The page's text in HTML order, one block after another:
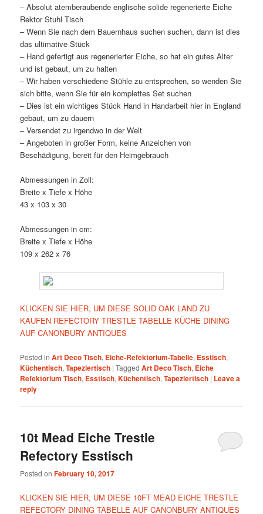
– Absolut atemberaubende englische solide regenerierte Eiche
Rektor Stuhl Tisch
– Wenn Sie nach dem Bauernhaus suchen suchen, dann ist dies
das ultimative Stück
– Hand gefertigt aus regenerierter Eiche, so hat ein gutes Alter
und ist gebaut, um zu halten
– Wir haben verschiedene Stühle zu entsprechen, so wenden Sie
sich bitte, wenn Sie für ein komplettes Set suchen
– Dies ist ein wichtiges Stück Hand in Handarbeit hier in England
gebaut, um zu dauern
– Versendet zu irgendwo in der Welt
– Angeboten in großer Form, keine Anzeichen von
Beschädigung, bereit für den Heimgebrauch
Abmessungen in Zoll:
Breite x Tiefe x Höhe
43 x 103 x 30
Abmessungen in cm:
Breite x Tiefe x Höhe
109 x 262 x 76
KLICKEN SIE HIER, UM DIESE SOLID OAK LAND ZU
KAUFEN REFECTORY TRESTLE TABELLE KÜCHE DINING
AUF CANONBURY ANTIQUES
Posted in Art Deco Tisch, Eiche-Refektorium-Tabelle, Esstisch,
Küchentisch,Tapeziertisch |Tagged Art Deco Tisch, Eiche
Refektorium Tisch, Esstisch,Küchentisch,Tapeziertisch | Leave a
reply
10t Mead Eiche Trestle
Refectory Esstisch
Posted onFebruary 10, 2017
KLICKEN SIE HIER, UM DIESE 10FT MEAD EICHE TRESTLE
REFECTORY DINING TABELLE AUF CANONBURY ANTIQUES